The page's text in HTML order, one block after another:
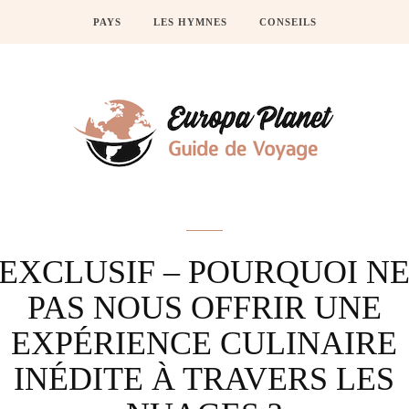
PAYS LES HYMNES CONSEILS
EXCLUSIF – POURQUOI
PAS NOUS OFFRIR UNE
EXPÉRIENCE CULINAIRE
INÉDITE À TRAVERS LES